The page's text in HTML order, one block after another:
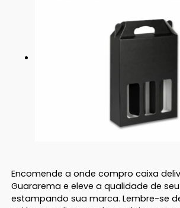
Encomende a onde compro caixa
Guararema e eleve a qualidade de
estampando sua marca. Lembre-se